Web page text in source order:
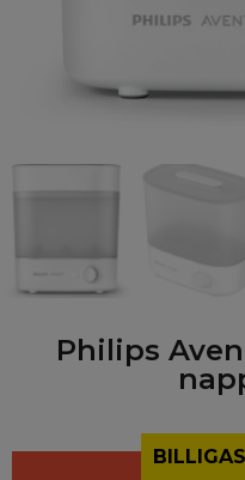
Philips